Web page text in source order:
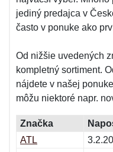
jediný predajca v
často v ponuke ako
Od nižšie uvedených
kompletný sortiment.
nájdete v našej
môžu niektoré napr.
Značka
ATL